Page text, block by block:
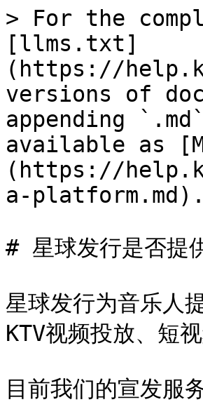
> For the
[llms.txt]
(https://
versions of
appending
available as
(https://
a-platform.md).
# 星球发行是否提
星球发行为音乐人
KTV视频投放、短
目前我们的宣发服